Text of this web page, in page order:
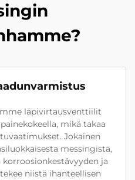
läpivirtausventtiilit
mikä takaa
Jokainen
messingistä,
ja
niistä ihanteellisen